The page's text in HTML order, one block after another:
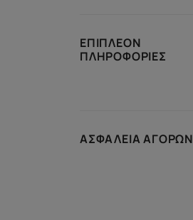
ΕΠΙΠΛΈΟΝ
ΠΛΗΡΟΦΟΡΊΕΣ
ΑΣΦΆΛΕΙΑ ΑΓΟΡΏΝ